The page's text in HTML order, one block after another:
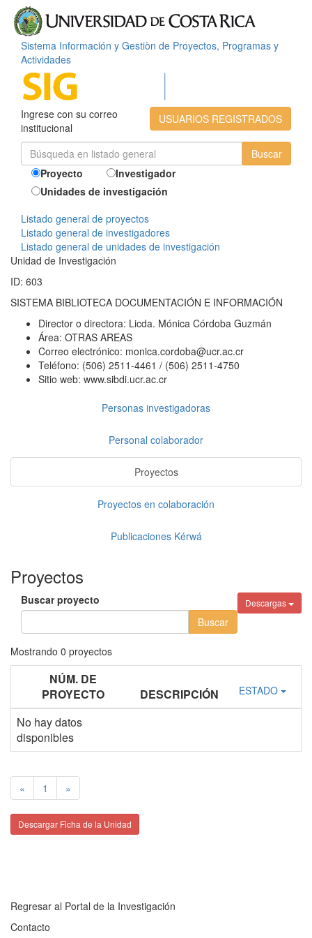
Sistema Información y Gestiòn de Proyectos, Programas y
Actividades
USUARIOS REGISTRADOS
Ingrese con su correo
institucional
Proyecto
Investigador
Unidades de investigación
Listado general de proyectos
Listado general de investigadores
Listado general de unidades de investigación
Unidad de Investigación
ID: 603
SISTEMA BIBLIOTECA DOCUMENTACIÓN E INFORMACIÓN
Director o directora: Licda. Mónica Córdoba Guzmán
Área: OTRAS AREAS
Correo electrónico: monica.cordoba@ucr.ac.cr
Teléfono: (506) 2511-4461 / (506) 2511-4750
Sitio web: www.sibdi.ucr.ac.cr
Personas investigadoras
Personal colaborador
Proyectos
Proyectos en colaboración
Publicaciones Kérwá
Proyectos
Descargas
Buscar proyecto
Mostrando 0 proyectos
NÚM. DE
PROYECTO
DESCRIPCIÓN ESTADO
No hay datos
disponibles
« 1 »
Descargar Ficha de la Unidad
Regresar al Portal de la Investigación
Contacto